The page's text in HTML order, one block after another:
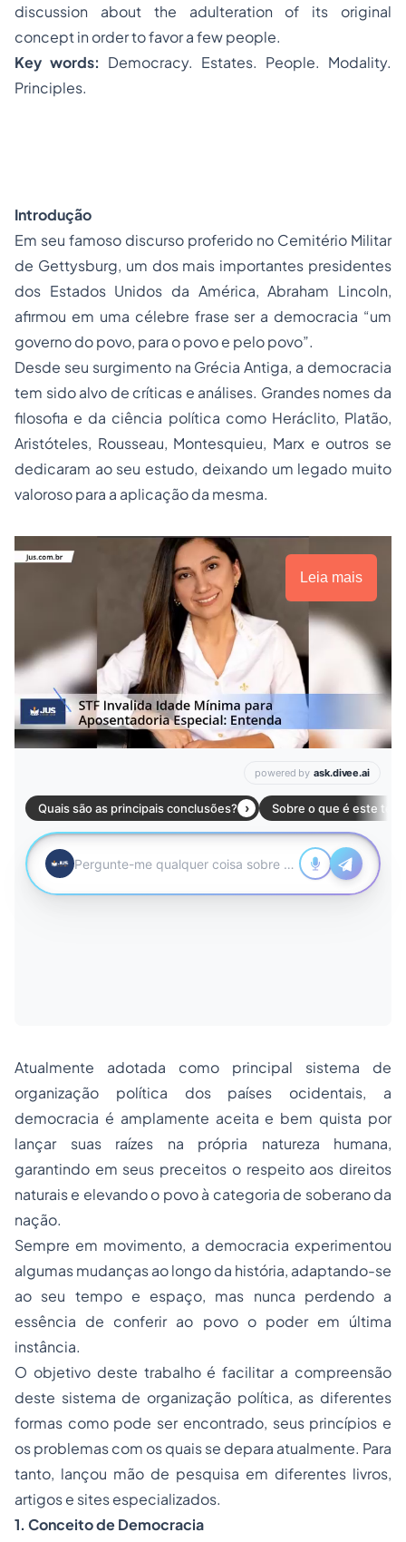
discussion about the adulteration of its original
concept in order to favor a few people.
Key words: Democracy. Estates. People. Modality.
Principles.
Introdução
Em seu famoso discurso proferido no Cemitério Militar
de Gettysburg, um dos mais importantes presidentes
dos Estados Unidos da América, Abraham Lincoln,
afirmou em uma célebre frase ser a democracia “um
governo do povo, para o povo e pelo povo”.
Desde seu surgimento na Grécia Antiga, a democracia
tem sido alvo de críticas e análises. Grandes nomes da
filosofia e da ciência política como Heráclito, Platão,
Aristóteles, Rousseau, Montesquieu, Marx e outros se
dedicaram ao seu estudo, deixando um legado muito
valoroso para a aplicação da mesma.
Leia mais
Atualmente adotada como principal sistema de
organização política dos países ocidentais, a
democracia é amplamente aceita e bem quista por
lançar suas raízes na própria natureza humana,
garantindo em seus preceitos o respeito aos direitos
naturais e elevando o povo à categoria de soberano da
nação.
Sempre em movimento, a democracia experimentou
algumas mudanças ao longo da história, adaptando-se
ao seu tempo e espaço, mas nunca perdendo a
essência de conferir ao povo o poder em última
instância.
O objetivo deste trabalho é facilitar a compreensão
deste sistema de organização política, as diferentes
formas como pode ser encontrado, seus princípios e
os problemas com os quais se depara atualmente. Para
tanto, lançou mão de pesquisa em diferentes livros,
artigos e sites especializados.
1. Conceito de Democracia